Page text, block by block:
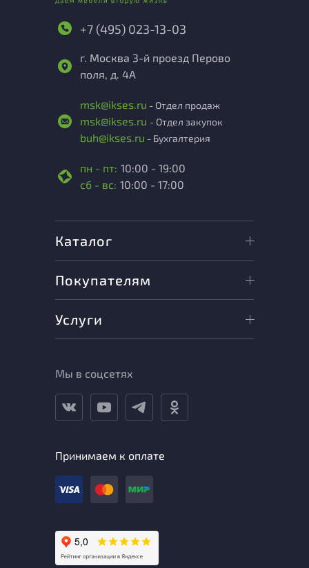
+7 (495) 023-13-03
г. Москва 3-й проезд Перово
поля, д. 4А
msk@ikses.ru - Отдел продаж
msk@ikses.ru - Отдел закупок
buh@ikses.ru - Бухгалтерия
пн - пт: 10:00 - 19:00
сб - вс: 10:00 - 17:00
Каталог
Покупателям
Услуги
Мы в соцсетях
Принимаем к оплате